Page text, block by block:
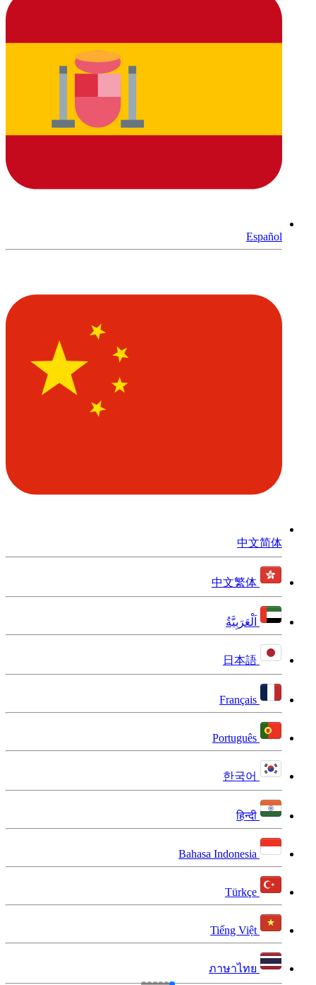
Español
中文简体
中文繁体
اَلْعَرَبِيَّةُ
日本語
Français
Português
한국어
हिन्दी
Bahasa Indonesia
Türkçe
Tiếng Việt
ภาษาไทย